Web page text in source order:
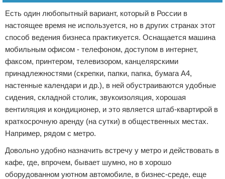
Есть один любопытный вариант, который в России в
настоящее время не используется, но в других странах этот
способ ведения бизнеса практикуется. Оснащается машина
мобильным офисом - телефоном, доступом в интернет,
факсом, принтером, телевизором, канцелярскими
принадлежностями (скрепки, папки, папка, бумага А4,
настенные календари и др.), в ней обустраиваются удобные
сидения, складной столик, звукоизоляция, хорошая
вентиляция и кондиционер, и это является штаб-квартирой в
краткосрочную аренду (на сутки) в общественных местах.
Например, рядом с метро.
Довольно удобно назначить встречу у метро и действовать в
кафе, где, впрочем, бывает шумно, но в хорошо
оборудованном уютном автомобиле, в бизнес-среде, еще